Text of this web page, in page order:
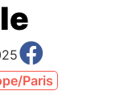
Paris